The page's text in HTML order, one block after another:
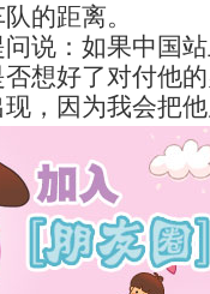
的距离。
：如果中国站
想好了对付他
，因为我会把